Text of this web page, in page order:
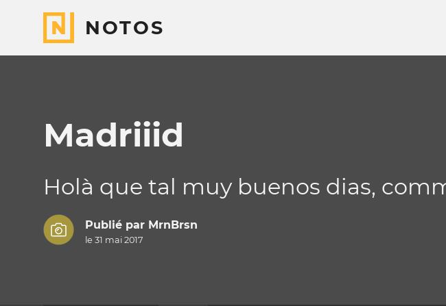
NOTOS
Madriiid
Holà que tal muy buenos dias,
Publié par MrnBrsn
le 31 mai 2017